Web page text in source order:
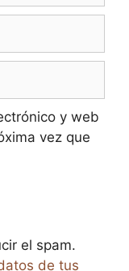
y web
vez que
el spam.
de tus